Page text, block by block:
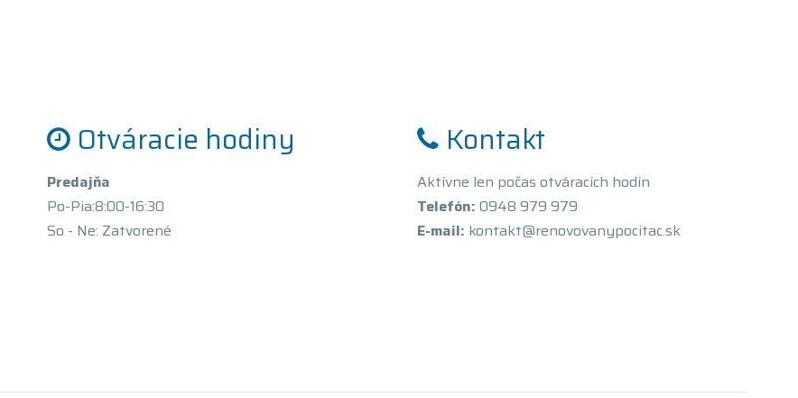
Otváracie hodiny
Predajňa
Po-Pia:8:00-16:30
So - Ne: Zatvorené
Kontakt
Aktívne len počas otváracích hodín
Telefón: 0948 979 979
E-mail: kontakt@renovovanypocitac.sk